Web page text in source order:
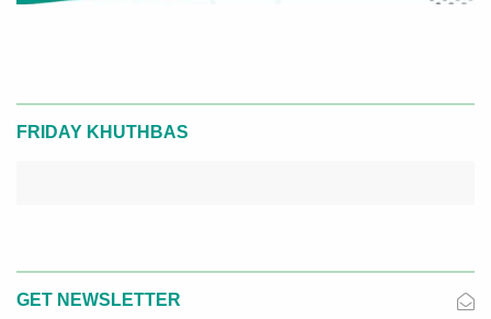
FRIDAY KHUTHBAS
GET NEWSLETTER